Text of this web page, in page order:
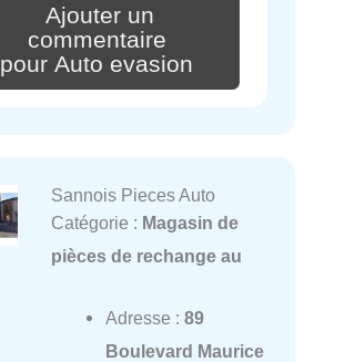
Ajouter un
commentaire
pour Auto evasion
Sannois Pieces Auto
Catégorie : Magasin de
pièces de rechange au
Adresse : 89
Boulevard Maurice